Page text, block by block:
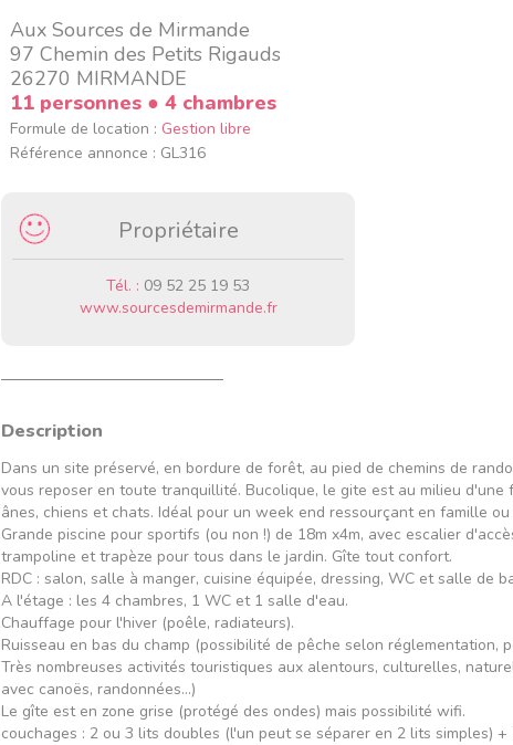
Aux Sources de Mirmande
97 Chemin des Petits Rigauds
26270 MIRMANDE
11 personnes ● 4 chambres
Formule de location : Gestion libre
Référence annonce : GL316
Propriétaire
Tél. : 09 52 25 19 53
www.sourcesdemirmande.fr
Description
Dans un site préservé, en bordure de forêt, au pied de chemins de
vous reposer en toute tranquillité. Bucolique, le gite est au milieu d'une
ânes, chiens et chats. Idéal pour un week end ressourçant en famille ou
Grande piscine pour sportifs (ou non !) de 18m x4m, avec escalier
trampoline et trapèze pour tous dans le jardin. Gîte tout confort.
RDC : salon, salle à manger, cuisine équipée, dressing, WC et salle de
A l'étage : les 4 chambres, 1 WC et 1 salle d'eau.
Chauffage pour l'hiver (poêle, radiateurs).
Ruisseau en bas du champ (possibilité de pêche selon réglementation,
Très nombreuses activités touristiques aux alentours, culturelles,
avec canoës, randonnées...)
Le gîte est en zone grise (protégé des ondes) mais possibilité wifi.
couchages : 2 ou 3 lits doubles (l'un peut se séparer en 2 lits simples)